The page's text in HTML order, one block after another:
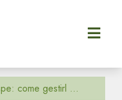
come gestirl ...